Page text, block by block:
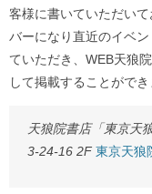
客様に書いていただい
バーになり直近のイベ
ていただき、WEB天狼
して掲載することがで
天狼院書店「東京天
3-24-16 2F 東京天狼